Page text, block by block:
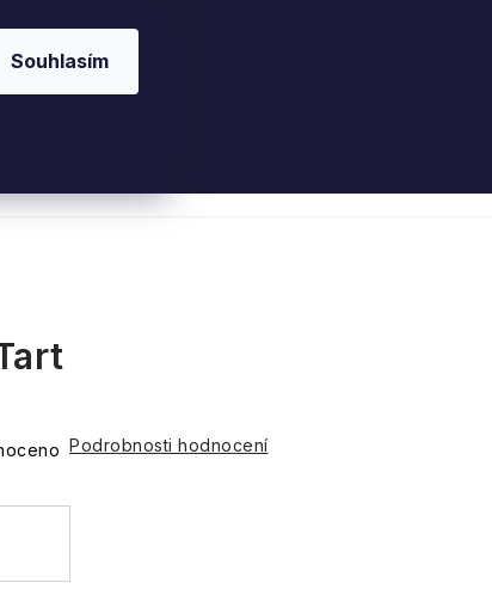
Souhlasím
Podrobnosti hodnocení